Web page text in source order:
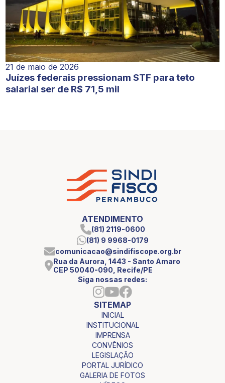
21 de maio de 2026
Juízes federais pressionam STF para teto
salarial ser de R$ 71,5 mil
ATENDIMENTO
(81) 2119-0600
(81) 9 9968-0179
comunicacao@sindifiscope.org.br
Rua da Aurora, 1443 - Santo Amaro
CEP 50040-090, Recife/PE
Siga nossas redes:
SITEMAP
INICIAL
INSTITUCIONAL
IMPRENSA
CONVÊNIOS
LEGISLAÇÃO
PORTAL JURÍDICO
GALERIA DE FOTOS